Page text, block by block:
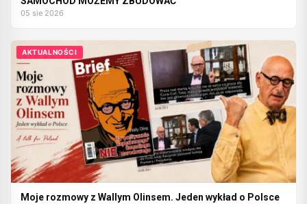
05 sie 2026
AKTUALNOŚCI
Moje rozmowy z Wallym Olinsem. Jeden wykład o Polsce